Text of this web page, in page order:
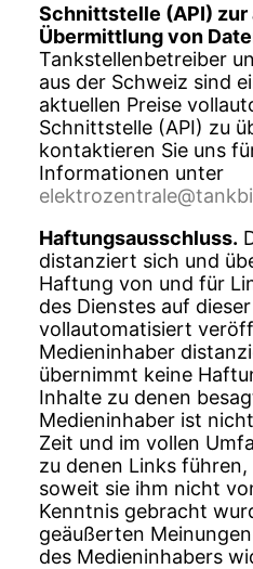
Schnittstelle (API)
Übermittlung von
Tankstellenbetreiber
aus der Schweiz sind
aktuellen Preise
Schnittstelle (API) zu
kontaktieren Sie uns
Informationen unter
Haftungsausschluss.
distanziert sich und
Haftung von und für
des Dienstes auf
vollautomatisiert
Medieninhaber
übernimmt keine
Inhalte zu denen
Medieninhaber ist
Zeit und im vollen
zu denen Links
soweit sie ihm nicht
Kenntnis gebracht
geäußerten
des Medieninhabers